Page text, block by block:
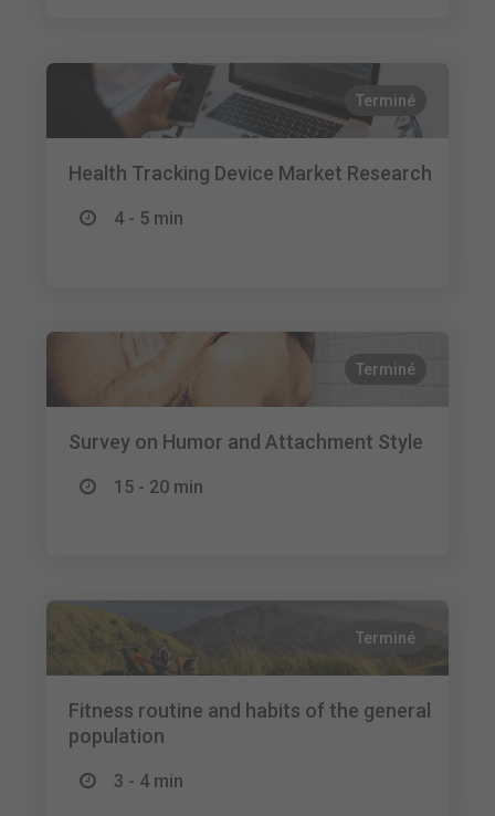
Terminé
Health Tracking Device Market Research
4 - 5 min
Terminé
Survey on Humor and Attachment Style
15 - 20 min
Terminé
Fitness routine and habits of the general
population
3 - 4 min